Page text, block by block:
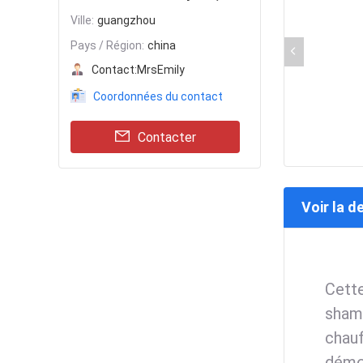
Ville: guangzhou
Pays / Région: china
Contact:MrsEmily
Coordonnées du contact
Contacter
Voir la